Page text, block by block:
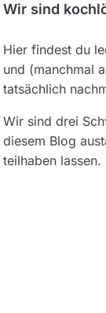
Wir sind
Hier findest du
und (manchmal
tatsächlich
Wir sind drei
diesem Blog
teilhaben lassen.